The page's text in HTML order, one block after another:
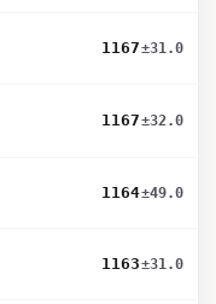
1167±31.0
1167±32.0
1164±49.0
1163±31.0